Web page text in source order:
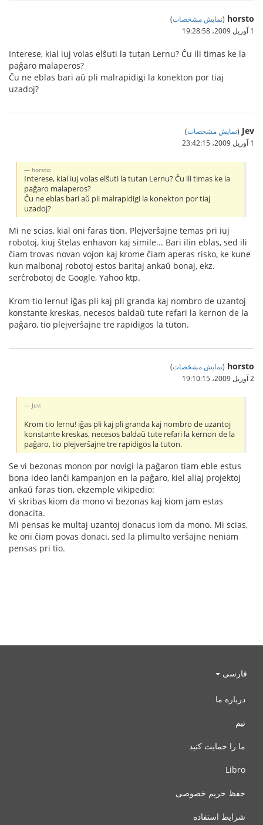
horsto
(نمایش مشخصات)
1 آوریل 2009،‏ 19:28:58
Interese, kial iuj volas elŝuti la tutan Lernu? Ĉu ili timas ke la
paĝaro malaperos?
Ĉu ne eblas bari aŭ pli malrapidigi la konekton por tiaj
uzadoj?
Jev
(نمایش مشخصات)
1 آوریل 2009،‏ 23:42:15
horsto:
Interese, kial iuj volas elŝuti la tutan Lernu? Ĉu ili timas ke la
paĝaro malaperos?
Ĉu ne eblas bari aŭ pli malrapidigi la konekton por tiaj
uzadoj?
Mi ne scias, kial oni faras tion. Plejverŝajne temas pri iuj
robotoj, kiuj ŝtelas enhavon kaj simile... Bari ilin eblas, sed ili
ĉiam trovas novan vojon kaj krome ĉiam aperas risko, ke kune
kun malbonaj robotoj estos baritaj ankaŭ bonaj, ekz.
serĉrobotoj de Google, Yahoo ktp.
Krom tio lernu! iĝas pli kaj pli granda kaj nombro de uzantoj
konstante kreskas, necesos baldaŭ tute refari la kernon de la
paĝaro, tio plejverŝajne tre rapidigos la tuton.
horsto
(نمایش مشخصات)
2 آوریل 2009،‏ 19:10:15
Jev:
Krom tio lernu! iĝas pli kaj pli granda kaj nombro de uzantoj
konstante kreskas, necesos baldaŭ tute refari la kernon de la
paĝaro, tio plejverŝajne tre rapidigos la tuton.
Se vi bezonas monon por novigi la paĝaron tiam eble estus
bona ideo lanĉi kampanjon en la paĝaro, kiel aliaj projektoj
ankaŭ faras tion, ekzemple vikipedio:
Vi skribas kiom da mono vi bezonas kaj kiom jam estas
donacita.
Mi pensas ke multaj uzantoj donacus iom da mono. Mi scias,
ke oni ĉiam povas donaci, sed la plimulto verŝajne neniam
pensas pri tio.
فارسی
درباره ما
تیم
ما را حمایت کنید
Libro
حفظ حریم خصوصی
شرایط استفاده